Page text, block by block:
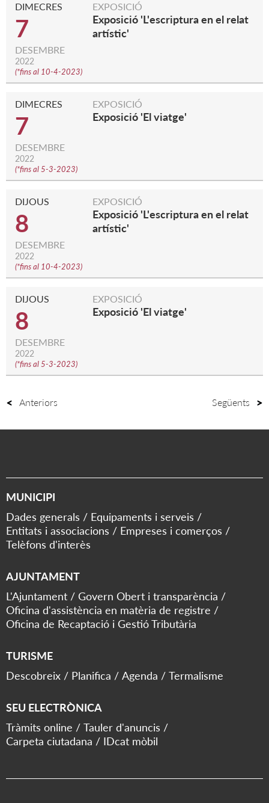
DIMECRES
7
DESEMBRE
2022
(*fins al 10-4-2023)
EXPOSICIÓ
Exposició 'L'escriptura en el relat
artístic'
DIMECRES
7
DESEMBRE
2022
(*fins al 5-3-2023)
EXPOSICIÓ
Exposició 'El viatge'
DIJOUS
8
DESEMBRE
2022
(*fins al 10-4-2023)
EXPOSICIÓ
Exposició 'L'escriptura en el relat
artístic'
DIJOUS
8
DESEMBRE
2022
(*fins al 5-3-2023)
EXPOSICIÓ
Exposició 'El viatge'
Anteriors Següents
MUNICIPI
Dades generals
Equipaments i serveis
Entitats i associacions
Empreses i comerços
Telèfons d'interès
AJUNTAMENT
L'Ajuntament
Govern Obert i transparència
Oficina d'assistència en matèria de registre
Oficina de Recaptació i Gestió Tributària
TURISME
Descobreix
Planifica Agenda Termalisme
SEU ELECTRÒNICA
Tràmits online
Tauler d'anuncis
Carpeta ciutadana
IDcat mòbil